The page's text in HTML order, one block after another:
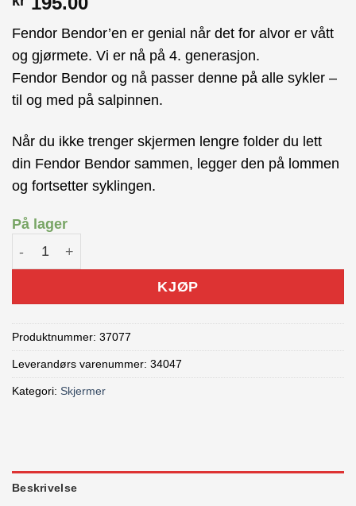
Fendor Bendor’en er genial når det for alvor er vått
og gjørmete. Vi er nå på 4. generasjon.
Fendor Bendor og nå passer denne på alle sykler –
til og med på salpinnen.
Når du ikke trenger skjermen lengre folder du lett
din Fendor Bendor sammen, legger den på lommen
og fortsetter syklingen.
På lager
ASS SAVER Fendor Bendor Big Bakskjerm antall
KJØP
Produktnummer: 37077
Leverandørs varenummer: 34047
Kategori: Skjermer
Beskrivelse